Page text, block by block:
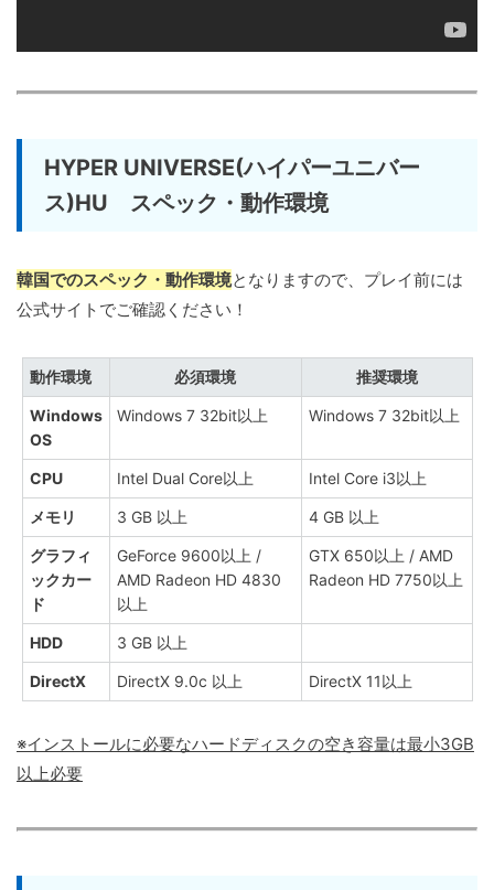
HYPER UNIVERSE(ハイパーユニバー
ス)HU スペック・動作環境
韓国でのスペック・動作環境となりますので、プレイ前には
公式サイトでご確認ください！
動作環境 必須環境 推奨環境
Windows
OS
Windows 7 32bit以上 Windows 7 32bit以上
CPU Intel Dual Core以上 Intel Core i3以上
メモリ 3 GB 以上 4 GB 以上
グラフィ
ックカー
ド
GeForce 9600以上 /
AMD Radeon HD 4830
以上
GTX 650以上 / AMD
Radeon HD 7750以上
HDD 3 GB 以上
DirectX DirectX 9.0c 以上 DirectX 11以上
※インストールに必要なハードディスクの空き容量は最小3GB
以上必要